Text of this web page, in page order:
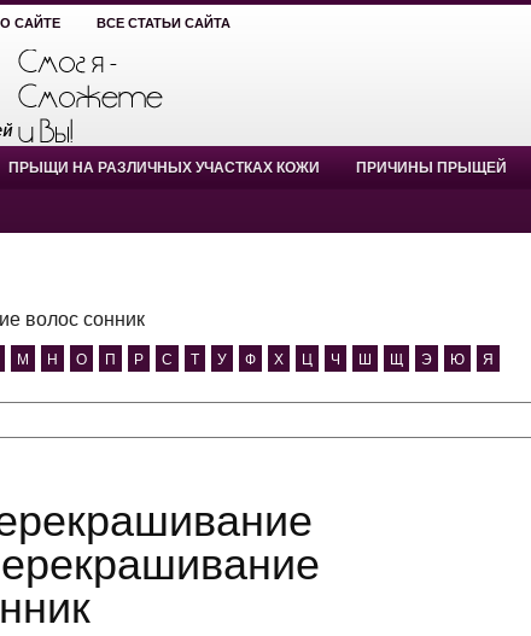
О САЙТЕ ВСЕ СТАТЬИ САЙТА
ПРЫЩИ НА РАЗЛИЧНЫХ УЧАСТКАХ КОЖИ ПРИЧИНЫ ПРЫЩЕЙ
волос сонник
М Н О П Р С Т У Ф Х Ц Ч Ш Щ Э Ю Я